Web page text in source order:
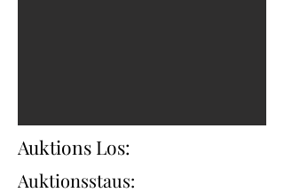
Auktions Los:
Auktionsstaus: